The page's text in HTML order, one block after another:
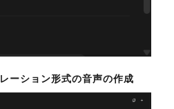
ーション形式の音声の作成